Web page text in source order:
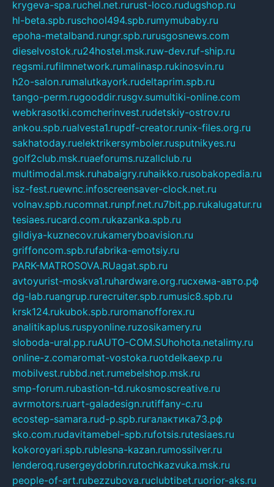
krygeva-spa.ruchel.net.rurust-loco.rudugshop.ru
hl-beta.spb.ruschool494.spb.rumymubaby.ru
epoha-metalband.rungr.spb.rurusgosnews.com
dieselvostok.ru24hostel.msk.ruw-dev.ruf-ship.ru
regsmi.rufilmnetwork.rumalinasp.rukinosvin.ru
h2o-salon.rumalutkayork.rudeltaprim.spb.ru
tango-perm.rugooddir.rusgv.sumultiki-online.com
webkrasotki.comcherinvest.rudetskiy-ostrov.ru
ankou.spb.rualvesta1.rupdf-creator.runix-files.org.ru
sakhatoday.ruelektrikersymboler.rusputnikyes.ru
golf2club.msk.ruaeforums.ruzallclub.ru
multimodal.msk.ruhabaigry.ruhaikko.rusobakopedia.ru
isz-fest.ruewnc.infoscreensaver-clock.net.ru
volnav.spb.rucomnat.runpf.net.ru7bit.pp.rukalugatur.ru
tesiaes.rucard.com.rukazanka.spb.ru
gildiya-kuznecov.rukameryboavision.ru
griffoncom.spb.rufabrika-emotsiy.ru
PARK-MATROSOVA.RUagat.spb.ru
avtoyurist-moskva1.ruhardware.org.ruсхема-авто.рф
dg-lab.ruangrup.rurecruiter.spb.rumusic8.spb.ru
krsk124.rukubok.spb.ruromanofforex.ru
analitikaplus.ruspyonline.ruzosikamery.ru
sloboda-ural.pp.ruAUTO-COM.SUhohota.netalimy.ru
online-z.comaromat-vostoka.ruotdelkaexp.ru
mobilvest.rubbd.net.rumebelshop.msk.ru
smp-forum.rubastion-td.rukosmoscreative.ru
avrmotors.ruart-galadesign.rutiffany-c.ru
ecostep-samara.rud-p.spb.ruгалактика73.рф
sko.com.rudavitamebel-spb.rufotsis.rutesiaes.ru
kokoroyari.spb.rublesna-kazan.rumossilver.ru
lenderoq.rusergeydobrin.rutochkazvuka.msk.ru
people-of-art.rubezzubova.ruclubtibet.ruorior-aks.ru